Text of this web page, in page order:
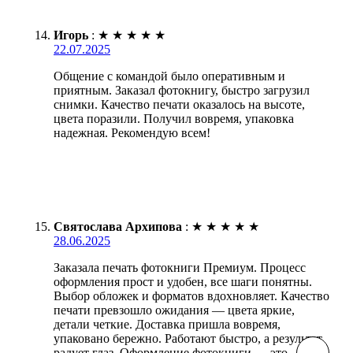
Игорь : ★ ★ ★ ★ ★
22.07.2025
Общение с командой было оперативным и
приятным. Заказал фотокнигу, быстро загрузил
снимки. Качество печати оказалось на высоте,
цвета поразили. Получил вовремя, упаковка
надежная. Рекомендую всем!
Святослава Архипова : ★ ★ ★ ★ ★
28.06.2025
Заказала печать фотокниги Премиум. Процесс
оформления прост и удобен, все шаги понятны.
Выбор обложек и форматов вдохновляет. Качество
печати превзошло ожидания — цвета яркие,
детали четкие. Доставка пришла вовремя,
упаковано бережно. Работают быстро, а результат